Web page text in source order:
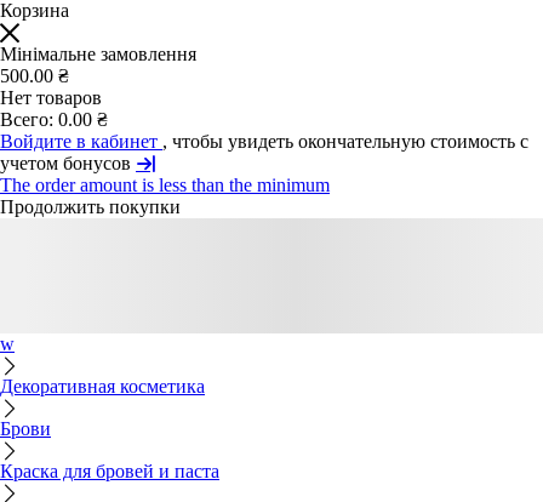
Корзина
Мінімальне замовлення
500.00 ₴
Нет товаров
Всего: 0.00 ₴
Войдите в кабинет , чтобы увидеть окончательную стоимость с
учетом бонусов
The order amount is less than the minimum
Продолжить покупки
w
Декоративная косметика
Брови
Краска для бровей и паста